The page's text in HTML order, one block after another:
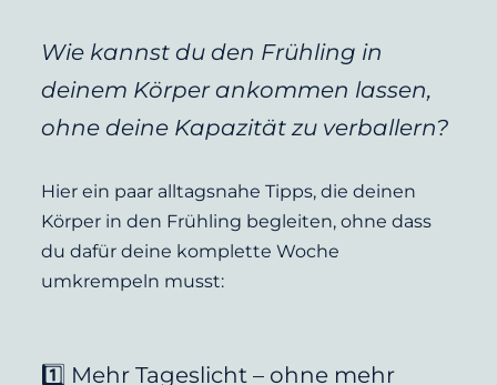
Wie kannst du den Frühling in
deinem Körper ankommen lassen,
ohne deine Kapazität zu verballern?
Hier ein paar alltagsnahe Tipps, die deinen
Körper in den Frühling begleiten, ohne dass
du dafür deine komplette Woche
umkrempeln musst:
1️⃣ Mehr Tageslicht – ohne mehr